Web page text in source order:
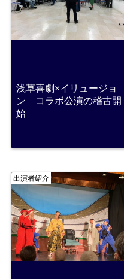
浅草喜劇×イリュージョ
ン コラボ公演の稽古開
始
出演者紹介